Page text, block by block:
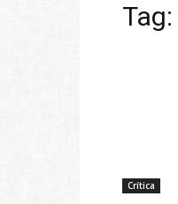
Tag:
Crítica